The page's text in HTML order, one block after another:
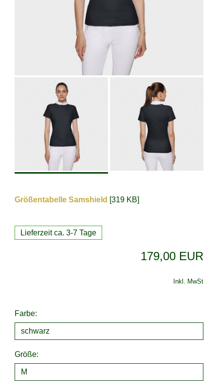
Größentabelle Samshield [319 KB]
Lieferzeit ca. 3-7 Tage
179,00 EUR
Inkl. MwSt
Farbe:
Größe: